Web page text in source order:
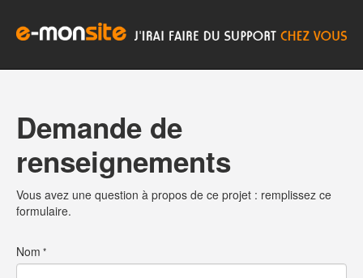
Demande de
renseignements
Vous avez une question à propos de ce projet : remplissez ce
formulaire.
Nom